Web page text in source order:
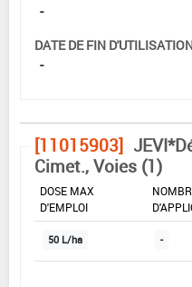
-
DATE DE FIN
-
[11015903]
Cimet., Voies (1)
DOSE MAX
D'EMPLOI
50 L/ha -